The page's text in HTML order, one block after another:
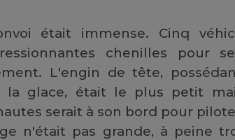
était immense. Cinq
chenilles pour
L'engin de tête,
la glace, était le plus petit
serait à son bord pour
n'était pas grande, à peine